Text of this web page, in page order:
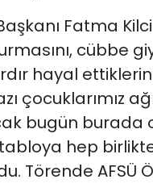
Fatma
cübbe
hayal
çocuklarımız
bugün burada
hep
Törende AFSÜ